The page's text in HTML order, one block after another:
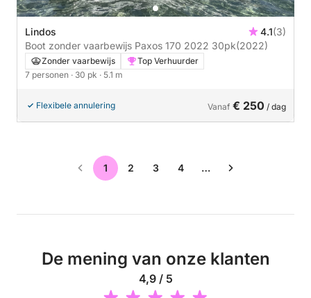
Lindos 4.1(3)
Boot zonder vaarbewijs Paxos 170 2022 30pk(2022)
Zonder vaarbewijs
Top Verhuurder
7 personen · 30 pk · 5.1 m
Flexibele annulering Vanaf € 250 / dag
1 2 3 4 …
De mening van onze klanten
4,9 / 5